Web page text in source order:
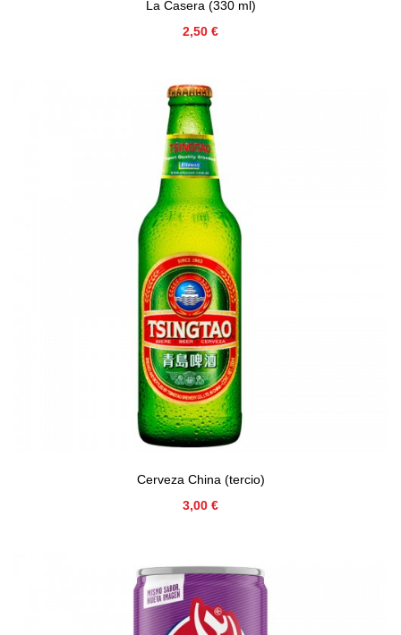
La Casera (330 ml)
Precio
2,50 €
Cerveza China (tercio)
Precio
3,00 €